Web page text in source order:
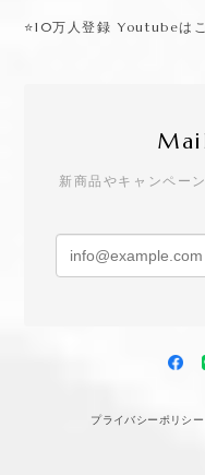
⭐️10万人登録 Youtubeは
新商品やキャンペー
プライバシーポリシー